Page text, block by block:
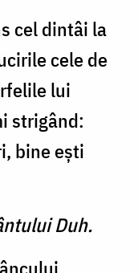
cel dintâi la
cele de
lui
strigând:
bine eşti
Duh.